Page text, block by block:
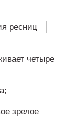
четыре
зрелое